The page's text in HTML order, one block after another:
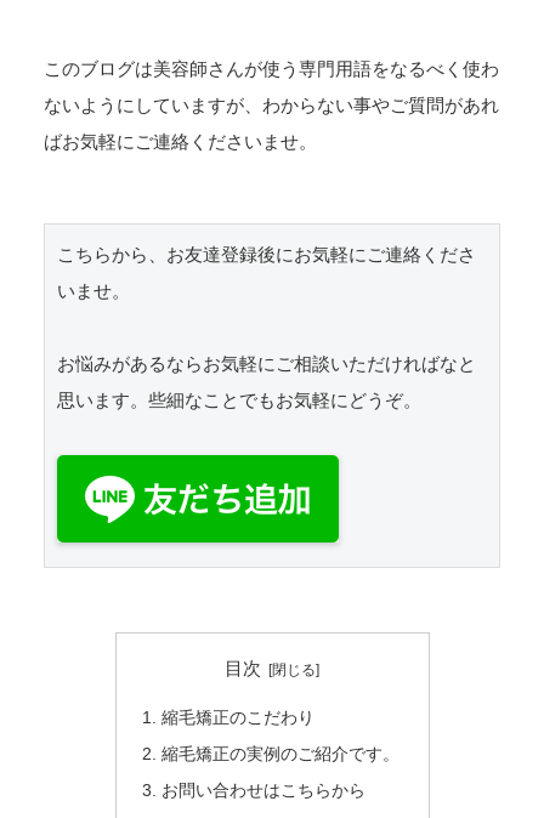
このブログは美容師さんが使う専門用語をなるべく使わ
ないようにしていますが、わからない事やご質問があれ
ばお気軽にご連絡くださいませ。
こちらから、お友達登録後にお気軽にご連絡くださ
いませ。
お悩みがあるならお気軽にご相談いただければなと
思います。些細なことでもお気軽にどうぞ。
目次
縮毛矯正のこだわり
縮毛矯正の実例のご紹介です。
お問い合わせはこちらから